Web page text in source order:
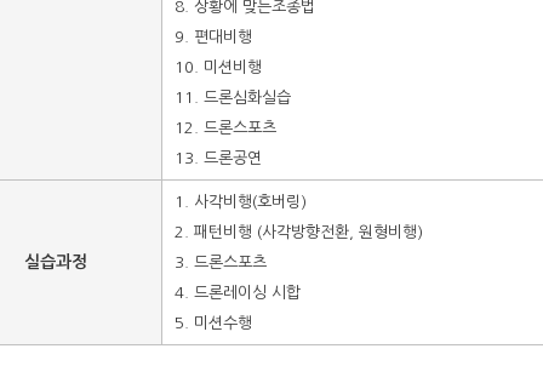
8. 상황에 맞는조종법
9. 편대비행
10. 미션비행
11. 드론심화실습
12. 드론스포츠
13. 드론공연
실습과정
1. 사각비행(호버링)
2. 패턴비행 (사각방향전환, 원형비행)
3. 드론스포츠
4. 드론레이싱 시합
5. 미션수행